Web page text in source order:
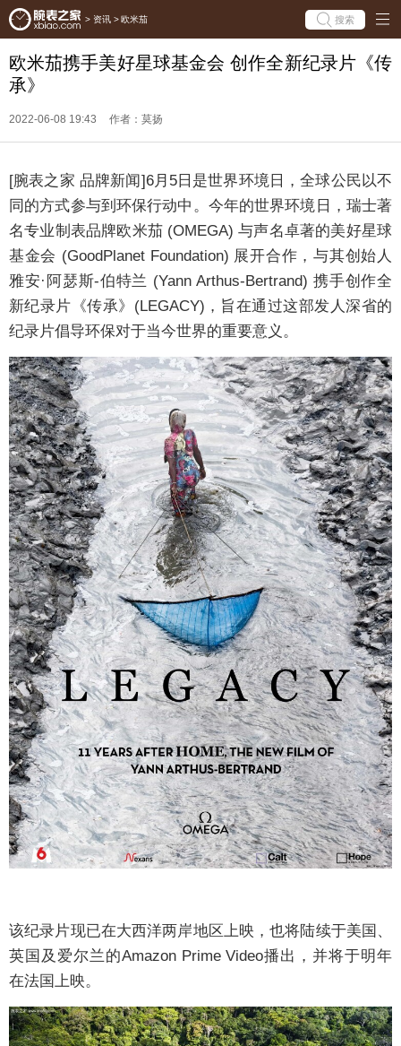
> 资讯 > 欧米茄 搜索
欧米茄携手美好星球基金会 创作全新纪录片《传
承》
2022-06-08 19:43 作者：莫扬
[腕表之家 品牌新闻]6月5日是世界环境日，全球公民以不
同的方式参与到环保行动中。今年的世界环境日，瑞士著
名专业制表品牌欧米茄 (OMEGA) 与声名卓著的美好星球
基金会 (GoodPlanet Foundation) 展开合作，与其创始人
雅安·阿瑟斯-伯特兰 (Yann Arthus-Bertrand) 携手创作全
新纪录片《传承》(LEGACY)，旨在通过这部发人深省的
纪录片倡导环保对于当今世界的重要意义。
该纪录片现已在大西洋两岸地区上映，也将陆续于美国、
英国及爱尔兰的Amazon Prime Video播出，并将于明年
在法国上映。